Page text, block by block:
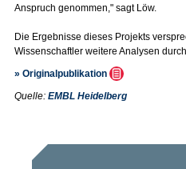
Anspruch genommen," sagt Löw.
Die Ergebnisse dieses Projekts
Wissenschaftler weitere Analysen
» Originalpublikation
Quelle: EMBL Heidelberg